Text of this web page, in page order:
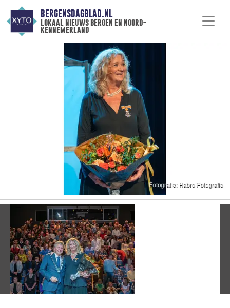
BERGENSDAGBLAD.NL
lokaal nieuws bergen en noord-
kennemerland
Vorige